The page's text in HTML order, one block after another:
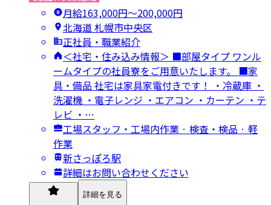
月給163,000円〜200,000円
北海道 札幌市中央区
正社員・職業紹介
＜社宅・住み込み情報＞ ■部屋タイプ ワンル
ームタイプの社員寮をご用意いたします。 ■家
具・備品 社宅は家具家電付きです！ ・冷蔵庫 ・
洗濯機 ・電子レンジ ・エアコン ・カーテン ・テ
レビ ・…
工場スタッフ・工場内作業 · 検査・検品 · 軽
作業
新さっぽろ駅
詳細はお問い合わせください
詳細を見る